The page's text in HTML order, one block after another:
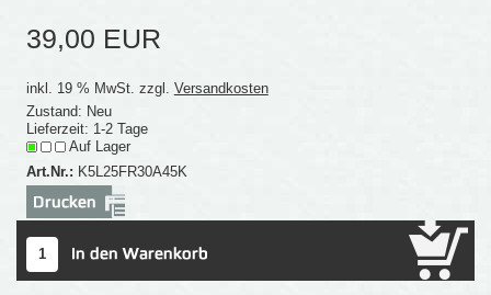
39,00 EUR
inkl. 19 % MwSt. zzgl. Versandkosten
Zustand: Neu
Lieferzeit: 1-2 Tage
Auf Lager
Art.Nr.: K5L25FR30A45K